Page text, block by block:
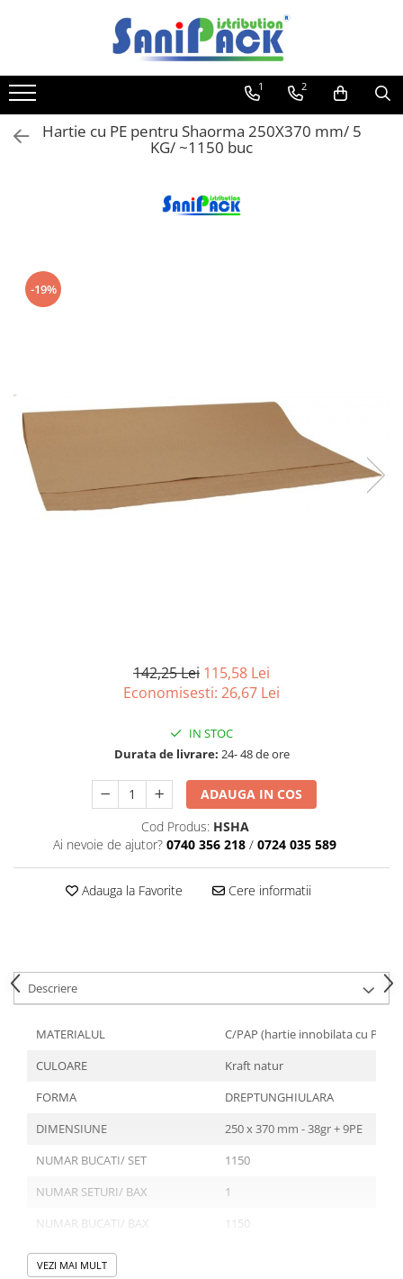
Toate Produsele
Produse de Curatenie
Sapunuri Lichide
Detergenti pentru Rufe
Spalare Manuala
Detergenti Degresanti
Detergenti Universali
Produse pentru Piscina
Detergenti Ultra-Concentrati
Ambalaje si Consumabile
Articole Biodegradabile
Articole din Aluminiu
Articole din Carton
Articole Natur + Albe
Catering
Servetele
Hartie Copt
Naproane
Port Tacam
Articole din Lemn
Accesorii
Tacamuri
Caserole
1 2
Hartie cu PE pentru Shaorma 250X370 mm/ 5
KG/ ~1150 buc
-19%
142,25 Lei 115,58 Lei
Economisesti: 26,67 Lei
IN STOC
Durata de livrare: 24- 48 de ore
ADAUGA IN COS
Cod Produs: HSHA
Ai nevoie de ajutor? 0740 356 218 / 0724 035 589
Adauga la Favorite Cere informatii
Descriere
MATERIALUL
C/PAP (hartie innobilata cu PE)
CULOARE
Kraft natur
FORMA
DREPTUNGHIULARA
DIMENSIUNE
250 x 370 mm - 38gr + 9PE
NUMAR BUCATI/ SET
1150
NUMAR SETURI/ BAX
1
NUMAR BUCATI/ BAX
1150
VEZI MAI MULT